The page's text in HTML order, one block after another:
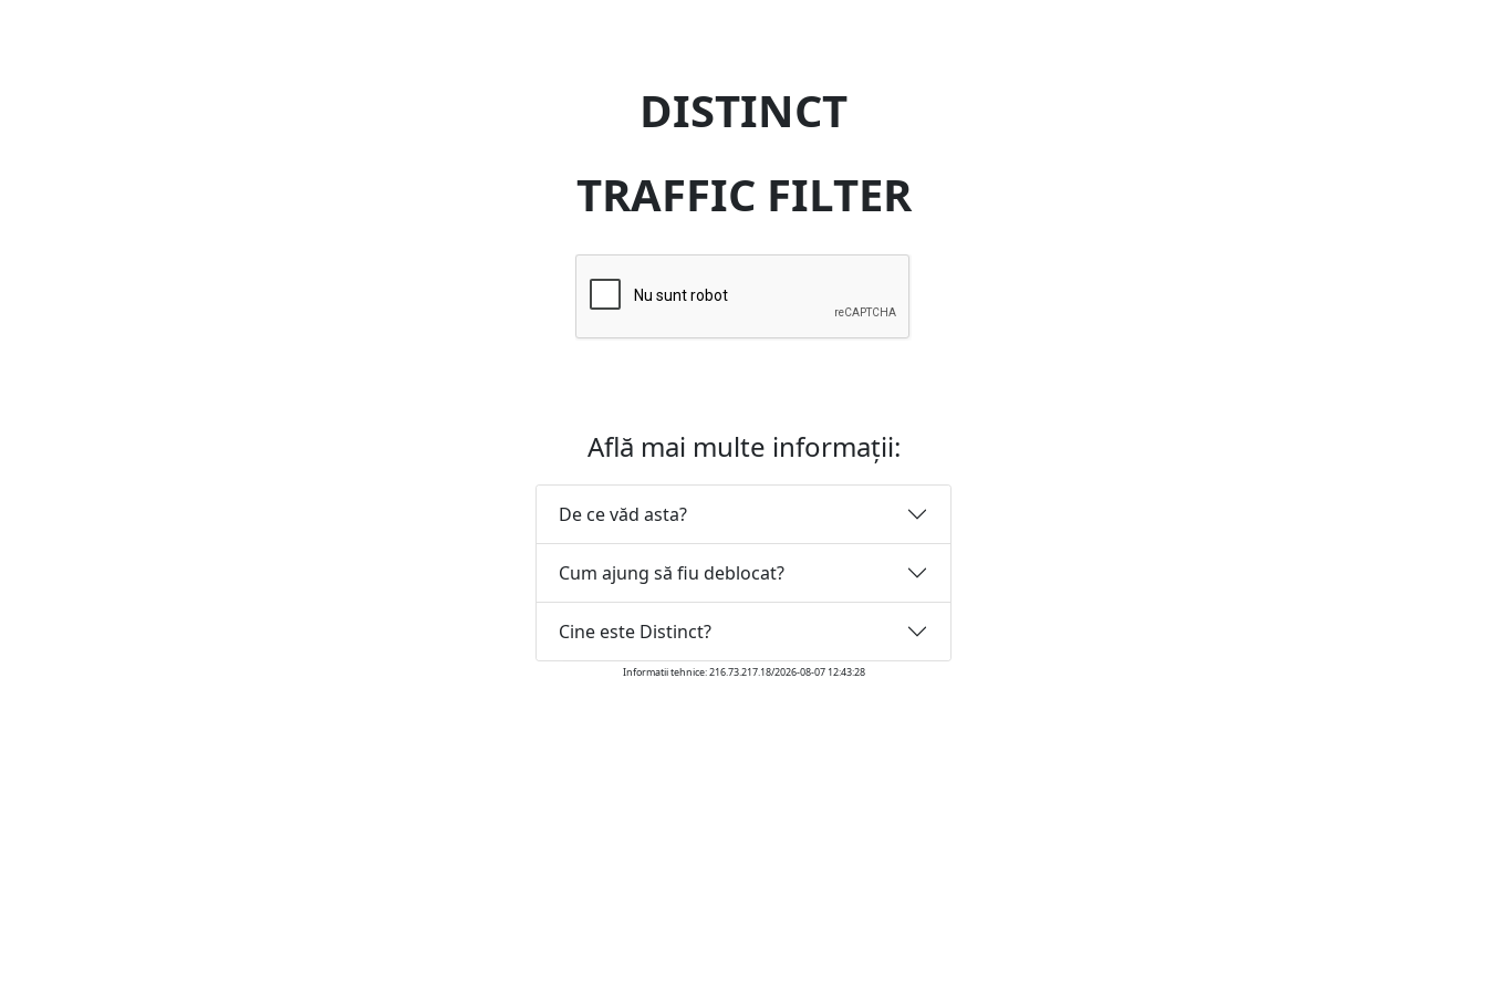
DISTINCT
TRAFFIC FILTER
Află mai multe informații:
De ce văd asta?
Cum ajung să fiu deblocat?
Cine este Distinct?
Informatii tehnice: 216.73.217.18/2026-08-07 12:43:28